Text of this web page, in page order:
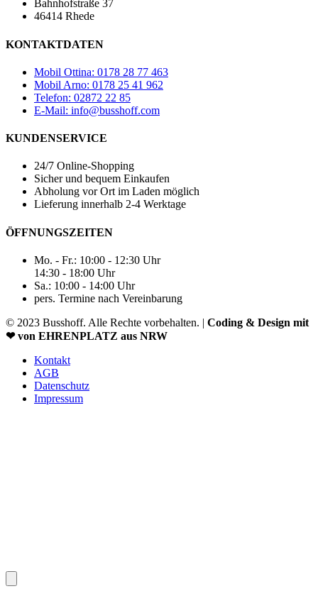
Bahnhofstraße 37
46414 Rhede
KONTAKTDATEN
Mobil Ottina: 0178 28 77 463
Mobil Arno: 0178 25 41 962
Telefon: 02872 22 85
E-Mail: info@busshoff.com
KUNDENSERVICE
24/7 Online-Shopping
Sicher und bequem Einkaufen
Abholung vor Ort im Laden möglich
Lieferung innerhalb 2-4 Werktage
ÖFFNUNGSZEITEN
Mo. - Fr.: 10:00 - 12:30 Uhr
14:30 - 18:00 Uhr
Sa.: 10:00 - 14:00 Uhr
pers. Termine nach Vereinbarung
© 2023 Busshoff. Alle Rechte vorbehalten. | Coding & Design mit
❤ von EHRENPLATZ aus NRW
Kontakt
AGB
Datenschutz
Impressum